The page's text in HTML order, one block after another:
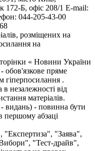
Б, офіс 208/1 E-mail:
044-205-43-00
розміщених на
на
« Новини України
- обов'язкове пряме
гіперпосилання .
незалежності від
матеріалів.
- видань) - повинна бути
першому абзаці
"Заява",
"Тест-драйв",